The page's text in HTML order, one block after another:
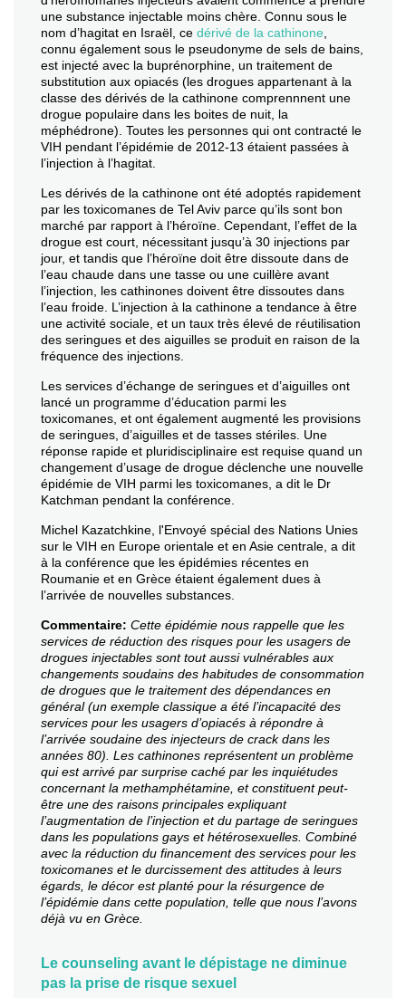
une substance injectable moins chère. Connu sous le
nom d’hagitat en Israël, ce dérivé de la cathinone
connu également sous le pseudonyme de sels de bains,
est injecté avec la buprénorphine, un traitement de
substitution aux opiacés (les drogues appartenant à la
classe des dérivés de la cathinone comprennnent une
drogue populaire dans les boites de nuit, la
méphédrone). Toutes les personnes qui ont contracté le
VIH pendant l’épidémie de 2012-13 étaient passées à
l’injection à l’hagitat.
Les dérivés de la cathinone ont été adoptés rapidement
par les toxicomanes de Tel Aviv parce qu’ils sont bon
marché par rapport à l’héroïne. Cependant, l’effet de la
drogue est court, nécessitant jusqu’à 30 injections par
jour, et tandis que l’héroïne doit être dissoute dans de
l’eau chaude dans une tasse ou une cuillère avant
l’injection, les cathinones doivent être dissoutes dans
l’eau froide. L’injection à la cathinone a tendance à être
une activité sociale, et un taux très élevé de réutilisation
des seringues et des aiguilles se produit en raison de la
fréquence des injections.
Les services d’échange de seringues et d’aiguilles ont
lancé un programme d’éducation parmi les
toxicomanes, et ont également augmenté les provisions
de seringues, d’aiguilles et de tasses stériles. Une
réponse rapide et pluridisciplinaire est requise quand un
changement d’usage de drogue déclenche une nouvelle
épidémie de VIH parmi les toxicomanes, a dit le Dr
Katchman pendant la conférence.
Michel Kazatchkine, l'Envoyé spécial des Nations Unies
sur le VIH en Europe orientale et en Asie centrale, a dit
à la conférence que les épidémies récentes en
Roumanie et en Grèce étaient également dues à
l’arrivée de nouvelles substances.
Commentaire: Cette épidémie nous rappelle que les
services de réduction des risques pour les usagers de
drogues injectables sont tout aussi vulnérables aux
changements soudains des habitudes de consommation
de drogues que le traitement des dépendances en
général (un exemple classique a été l’incapacité des
services pour les usagers d’opiacés à répondre à
l’arrivée soudaine des injecteurs de crack dans les
années 80). Les cathinones représentent un problème
qui est arrivé par surprise caché par les inquiétudes
concernant la methamphétamine, et constituent peut-
être une des raisons principales expliquant
l’augmentation de l’injection et du partage de seringues
dans les populations gays et hétérosexuelles. Combiné
avec la réduction du financement des services pour les
toxicomanes et le durcissement des attitudes à leurs
égards, le décor est planté pour la résurgence de
l’épidémie dans cette population, telle que nous l’avons
déjà vu en Grèce.
Le counseling avant le dépistage ne diminue
pas la prise de risque sexuel